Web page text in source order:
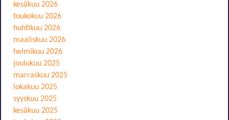
kesäkuu 2026
toukokuu 2026
huhtikuu 2026
maaliskuu 2026
helmikuu 2026
joulukuu 2025
marraskuu 2025
lokakuu 2025
syyskuu 2025
kesäkuu 2025